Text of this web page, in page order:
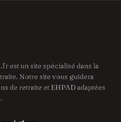
est un site spécialisé dans la
Notre site vous guidera
de retraite et EHPAD adaptées